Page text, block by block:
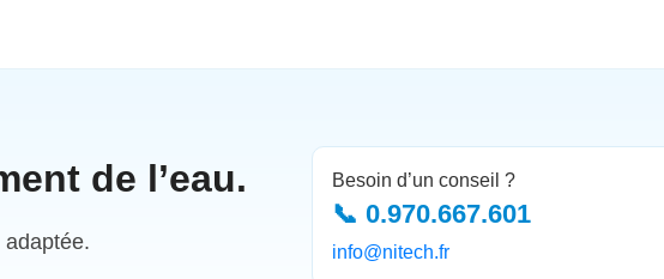
de l’eau. Besoin d’un conseil ?
📞 0.970.667.601
info@nitech.fr